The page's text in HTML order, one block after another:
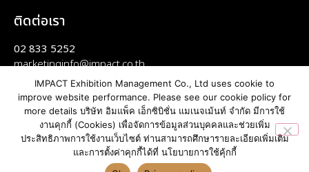
ติดต่อเรา
02 833 5252
marketinginfo@impact.co.th
© All rights reserved
Made with ❤ by Webpark
IMPACT Exhibition Management Co., Ltd uses cookie to
improve website performance. Please see our cookie policy for
more details บริษัท อิมแพ็ค เอ็กซิบิชั่น แมเนจเม้นท์ จำกัด มีการใช้
งานคุกกี้ (Cookies) เพื่อจัดการข้อมูลส่วนบุคคลและช่วยเพิ่ม
ประสิทธิภาพการใช้งานเว็บไซต์ ท่านสามารถศึกษารายละเอียดเพิ่มเติม
และการตั้งค่าคุกกี้ได้ที่ นโยบายการใช้คุ้กกี้